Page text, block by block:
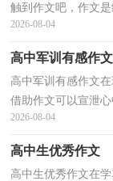
触到作文吧，作文
一个主题意义的记
2026-08-04
高中军训有感作文
高中军训有感作文
借助作文可以宣泄
么写的呢？以下是
2026-08-04
高中生优秀作文
高中生优秀作文在